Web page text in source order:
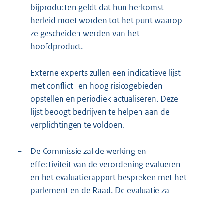
bijproducten geldt dat hun herkomst
herleid moet worden tot het punt waarop
ze gescheiden werden van het
hoofdproduct.
−
Externe experts zullen een indicatieve lijst
met conflict- en hoog risicogebieden
opstellen en periodiek actualiseren. Deze
lijst beoogt bedrijven te helpen aan de
verplichtingen te voldoen.
−
De Commissie zal de werking en
effectiviteit van de verordening evalueren
en het evaluatierapport bespreken met het
parlement en de Raad. De evaluatie zal